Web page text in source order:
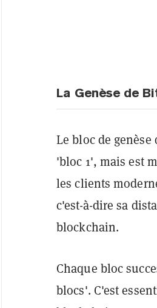
La Genèse de
Le bloc de
'bloc 1', mais est
les clients
c'est-à-dire sa
blockchain.
Chaque bloc
blocs'. C'est